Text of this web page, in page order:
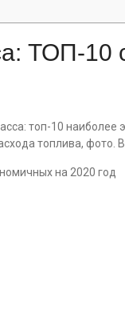
ТОП-10
топ-10
топлива,